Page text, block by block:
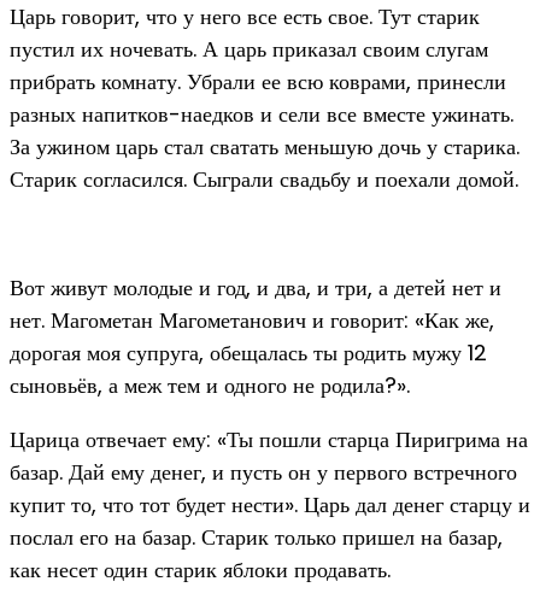
Царь говорит, что у него все есть свое. Тут старик
пустил их ночевать. А царь приказал своим слугам
прибрать комнату. Убрали ее всю коврами, принесли
разных напитков-наедков и сели все вместе ужинать.
За ужином царь стал сватать меньшую дочь у старика.
Старик согласился. Сыграли свадьбу и поехали домой.
Вот живут молодые и год, и два, и три, а детей нет и
нет. Магометан Магометанович и говорит: «Как же,
дорогая моя супруга, обещалась ты родить мужу 12
сыновьёв, а меж тем и одного не родила?».
Царица отвечает ему: «Ты пошли старца Пиригрима на
базар. Дай ему денег, и пусть он у первого встречного
купит то, что тот будет нести». Царь дал денег старцу и
послал его на базар. Старик только пришел на базар,
как несет один старик яблоки продавать.